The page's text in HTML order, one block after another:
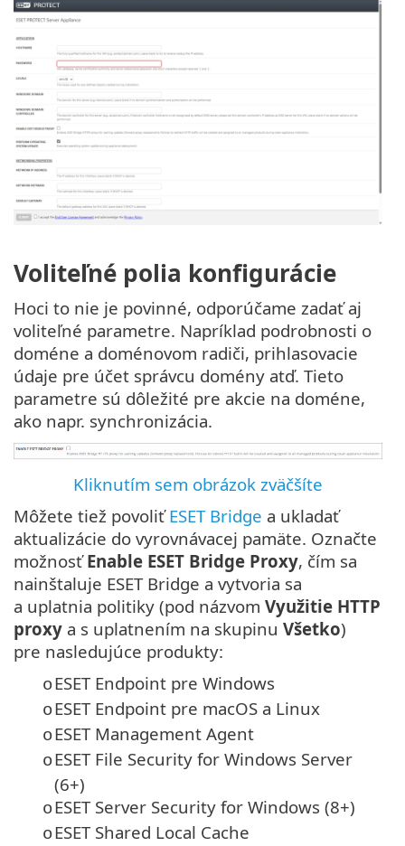
Voliteľné polia konfigurácie
Hoci to nie je povinné, odporúčame zadať aj
voliteľné parametre. Napríklad podrobnosti o
doméne a doménovom radiči, prihlasovacie
údaje pre účet správcu domény atď. Tieto
parametre sú dôležité pre akcie na doméne,
ako napr. synchronizácia.
Kliknutím sem obrázok zväčšíte
Môžete tiež povoliťESET Bridge a ukladať
aktualizácie do vyrovnávacej pamäte. Označte
možnosťEnable ESET Bridge Proxy, čím sa
nainštaluje ESET Bridge a vytvoria sa
a uplatnia politiky (pod názvom Využitie HTTP
proxy a s uplatnením na skupinu Všetko)
pre nasledujúce produkty:
oESET Endpoint pre Windows
oESET Endpoint pre macOS a Linux
oESET Management Agent
oESET File Security for Windows Server
(6+)
oESET Server Security for Windows (8+)
oESET Shared Local Cache